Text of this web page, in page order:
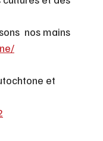
nos mains
et